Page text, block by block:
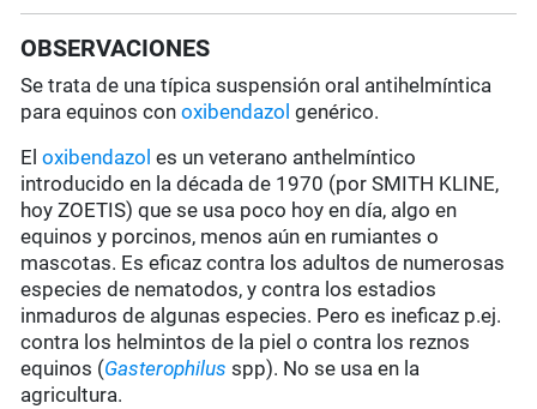
OBSERVACIONES
Se trata de una típica suspensión oral antihelmíntica
para equinos conoxibendazol genérico.
Eloxibendazol es un veterano anthelmíntico
introducido en la década de 1970 (por SMITH KLINE,
hoy ZOETIS) que se usa poco hoy en día, algo en
equinos y porcinos, menos aún en rumiantes o
mascotas. Es eficaz contra los adultos de numerosas
especies de nematodos, y contra los estadios
inmaduros de algunas especies. Pero es ineficaz p.ej.
contra los helmintos de la piel o contra los reznos
equinos (Gasterophilus spp). No se usa en la
agricultura.